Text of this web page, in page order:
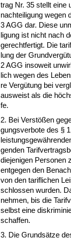
trag Nr. 35 stellt ei­ne
nach­tei­li­gung we­gen
3 AGG dar. Die­se
li­gung ist nicht nach
ge­recht­fer­tigt. Die
lung der
2 AGG in­so­weit
lich we­gen des
re Vergütung bei
aus­weist als die
fe.
2. Bei Verstößen
gungs­ver­bo­te des §
gen­den
die­je­ni­gen Per­so­nen
ent­ge­gen den
von den ta­rif­li­chen
schlos­sen wur­den.
neh­men, bis die
selbst ei­ne
schaf­fen.
3. Die Grundsätze